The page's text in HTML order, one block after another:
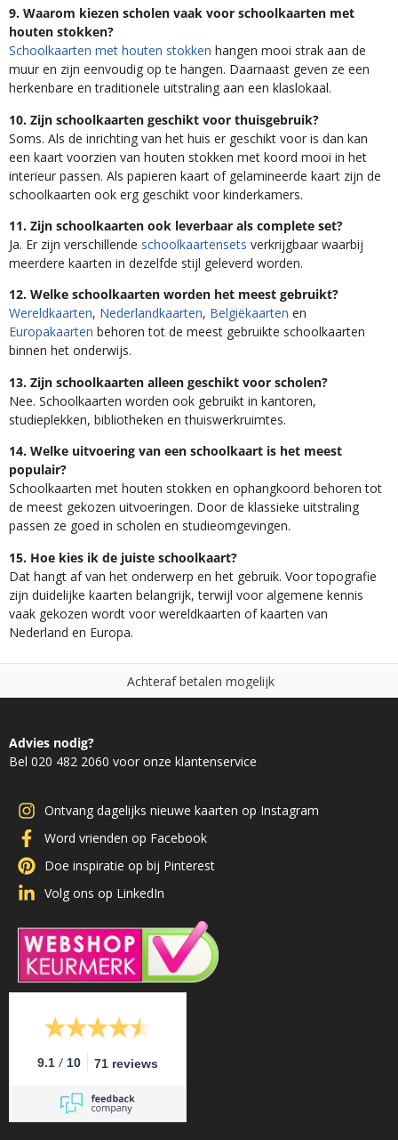
9. Waarom kiezen scholen vaak voor schoolkaarten met
houten stokken?
Schoolkaarten met houten stokken hangen mooi strak aan de
muur en zijn eenvoudig op te hangen. Daarnaast geven ze een
herkenbare en traditionele uitstraling aan een klaslokaal.
10. Zijn schoolkaarten geschikt voor thuisgebruik?
Soms. Als de inrichting van het huis er geschikt voor is dan kan
een kaart voorzien van houten stokken met koord mooi in het
interieur passen. Als papieren kaart of gelamineerde kaart zijn de
schoolkaarten ook erg geschikt voor kinderkamers.
11. Zijn schoolkaarten ook leverbaar als complete set?
Ja. Er zijn verschillende schoolkaartensets verkrijgbaar waarbij
meerdere kaarten in dezelfde stijl geleverd worden.
12. Welke schoolkaarten worden het meest gebruikt?
Wereldkaarten, Nederlandkaarten, Belgiëkaarten en
Europakaarten behoren tot de meest gebruikte schoolkaarten
binnen het onderwijs.
13. Zijn schoolkaarten alleen geschikt voor scholen?
Nee. Schoolkaarten worden ook gebruikt in kantoren,
studieplekken, bibliotheken en thuiswerkruimtes.
14. Welke uitvoering van een schoolkaart is het meest
populair?
Schoolkaarten met houten stokken en ophangkoord behoren tot
de meest gekozen uitvoeringen. Door de klassieke uitstraling
passen ze goed in scholen en studieomgevingen.
15. Hoe kies ik de juiste schoolkaart?
Dat hangt af van het onderwerp en het gebruik. Voor topografie
zijn duidelijke kaarten belangrijk, terwijl voor algemene kennis
vaak gekozen wordt voor wereldkaarten of kaarten van
Nederland en Europa.
len mogel
Niet goed, gel
Advies nodig?
Bel 020 482 2060 voor onze klantenservice
Ontvang dagelijks nieuwe kaarten op Instagram
Word vrienden op Facebook
Doe inspiratie op bij Pinterest
Volg ons op LinkedIn
9.1 / 10 71 reviews